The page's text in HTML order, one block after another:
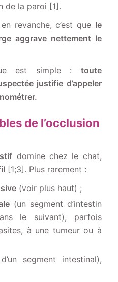
de la paroi [1].
revanche, c’est que le
aggrave nettement le
est simple : toute
justifie d’appeler
de l’occlusion
domine chez le chat,
[1;3]. Plus rarement :
(voir plus haut) ;
(un segment d’intestin
le suivant), parfois
à une tumeur ou à
segment intestinal),